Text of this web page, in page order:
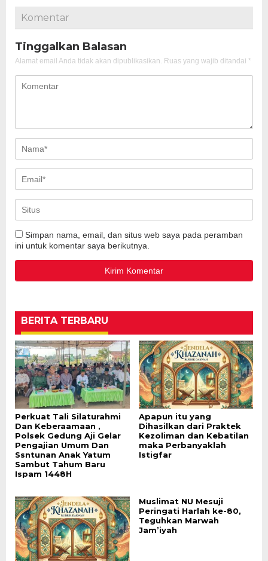
Komentar
Tinggalkan Balasan
Alamat email Anda tidak akan dipublikasikan. Ruas yang wajib ditandai *
Simpan nama, email, dan situs web saya pada peramban
ini untuk komentar saya berikutnya.
BERITA TERBARU
Perkuat Tali Silaturahmi
Dan Keberaamaan ,
Polsek Gedung Aji Gelar
Pengajian Umum Dan
Ssntunan Anak Yatum
Sambut Tahum Baru
Ispam 1448H
Apapun itu yang
Dihasilkan dari Praktek
Kezoliman dan Kebatilan
maka Perbanyaklah
Istigfar
Muslimat NU Mesuji
Peringati Harlah ke-80,
Teguhkan Marwah
Jam’iyah